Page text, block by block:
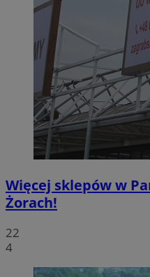
Więcej sklepów w
Żorach!
22
4